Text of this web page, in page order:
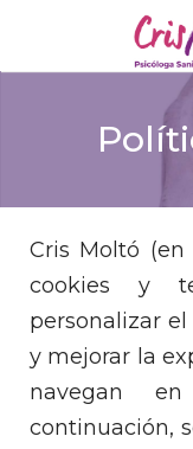
Cris Moltó
cookies y
personalizar
y mejorar la
navegan
continuación,